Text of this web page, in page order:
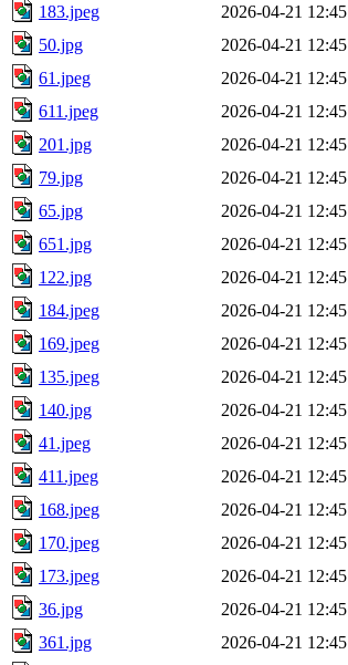
183.jpeg
2026-04-21 12:45
50.jpg
2026-04-21 12:45
61.jpeg
2026-04-21 12:45
611.jpeg
2026-04-21 12:45
201.jpg
2026-04-21 12:45
79.jpg
2026-04-21 12:45
65.jpg
2026-04-21 12:45
651.jpg
2026-04-21 12:45
122.jpg
2026-04-21 12:45
184.jpeg
2026-04-21 12:45
169.jpeg
2026-04-21 12:45
135.jpeg
2026-04-21 12:45
140.jpg
2026-04-21 12:45
41.jpeg
2026-04-21 12:45
411.jpeg
2026-04-21 12:45
168.jpeg
2026-04-21 12:45
170.jpeg
2026-04-21 12:45
173.jpeg
2026-04-21 12:45
36.jpg
2026-04-21 12:45
361.jpg
2026-04-21 12:45